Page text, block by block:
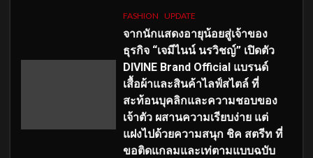
FASHION UPDATE
จากนักแสดงอายุน้อยสู่เจ้าของ
ธุรกิจ “เจมีไนน์ นรวิชญ์” เปิดตัว
DIVINE Brand Official แบรนด์
เสื้อผ้าและสินค้าไลฟ์สไตล์ ที่
สะท้อนบุคลิกและความชอบของ
เจ้าตัว ผสานความเรียบง่าย แต่
แฝงไปด้วยความสนุก ชิค สตรีท ที่
ขอติดแกลมและเท่ตามแบบฉบับ